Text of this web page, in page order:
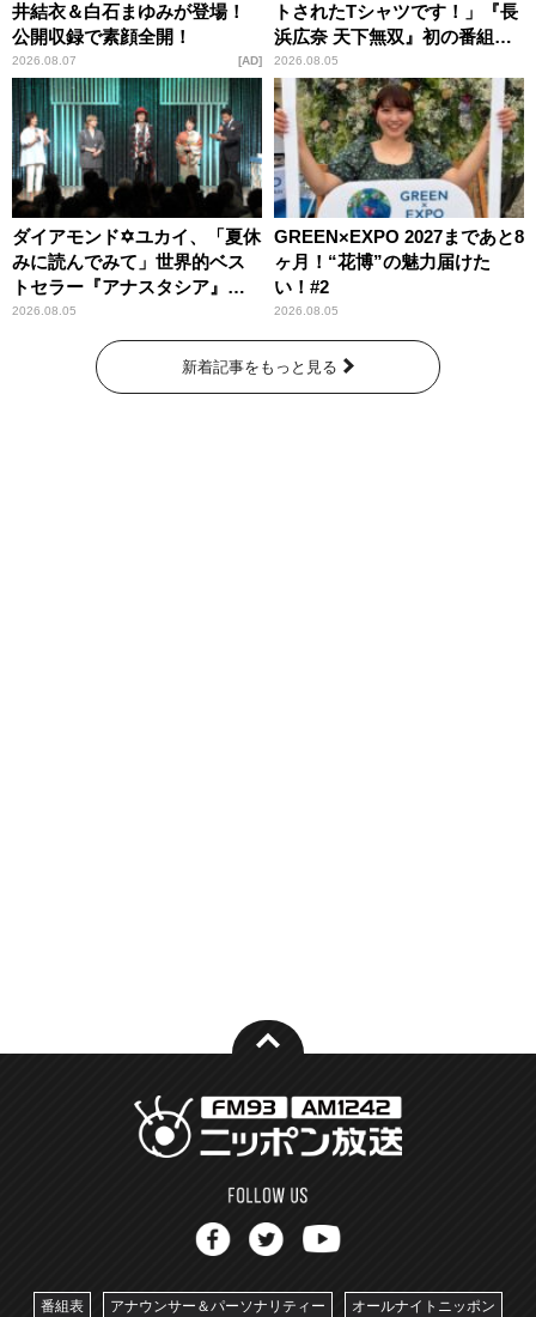
井結衣＆白石まゆみが登場！
公開収録で素顔全開！
2026.08.07 AD
トされたTシャツです！」『長
浜広奈 天下無双』初の番組グ
ッズ発売
2026.08.05
ダイアモンド✡ユカイ、「夏休
みに読んでみて」世界的ベス
トセラー『アナスタシア』を
紹介
2026.08.05
GREEN×EXPO 2027まであと8
ヶ月！“花博”の魅力届けた
い！#2
2026.08.05
新着記事をもっと見る
番組表 アナウンサー＆パーソナリティー オールナイトニッポン